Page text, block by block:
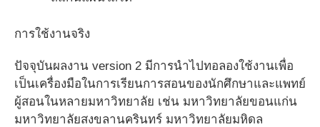
การใช้งานจริง
ปัจจุบันผลงาน version 2 มีการนำไปทอลองใช้งานเพื่อ
เป็นเครื่องมือในการเรียนการสอนของนักศึกษาและแพทย์
ผู้สอนในหลายมหาวิทยาลัย เช่น มหาวิทยาลัยขอนแก่น
มหาวิทยาลัยสงขลานครินทร์ มหาวิทยาลัยมหิดล